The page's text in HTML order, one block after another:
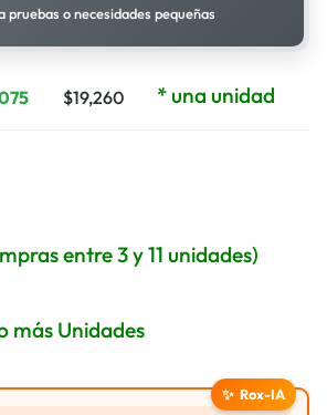
pruebas o necesidades pequeñas
$19,260 * una unidad
entre 3 y 11 unidades)
más Unidades
✨ Rox-IA